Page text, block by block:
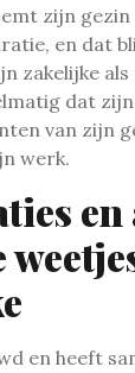
zijn
en dat
zakelijke als
dat
van zijn
werk.
en
en heeft